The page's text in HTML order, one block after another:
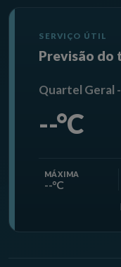
SERVIÇO ÚTIL
Previsão do
Quartel Geral
--°C
MÁXIMA
--°C